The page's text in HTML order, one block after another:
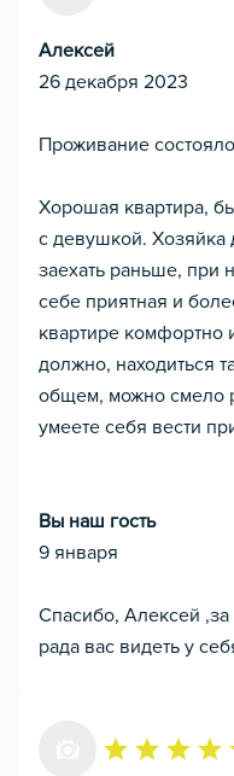
Алексей
26 декабря 2023
Проживание
Хорошая квартира,
с девушкой. Хозяйка
заехать раньше, при
себе приятная и
квартире комфортно
должно, находиться
общем, можно смело
умеете себя вести
Вы наш гость
9 января
Спасибо, Алексей
рада вас видеть у